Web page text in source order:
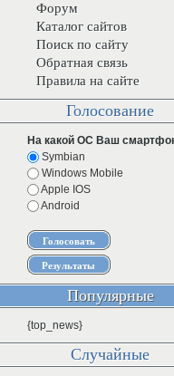
Форум
Каталог сайтов
Поиск по сайту
Обратная связь
Правила на сайте
Голосование
На какой ОС Ваш
Symbian
Windows Mobile
Apple IOS
Android
Популярные
{top_news}
Случайные